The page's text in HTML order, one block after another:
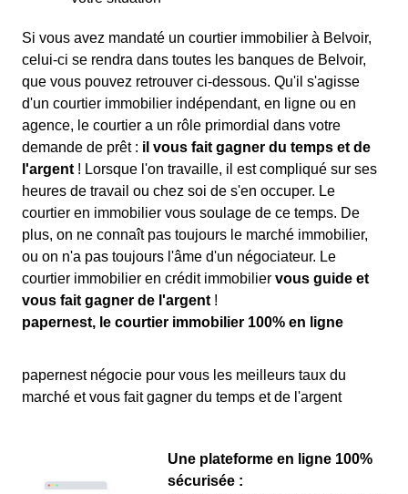
Si vous avez mandaté un courtier immobilier à Belvoir,
celui-ci se rendra dans toutes les banques de Belvoir,
que vous pouvez retrouver ci-dessous. Qu'il s'agisse
d'un courtier immobilier indépendant, en ligne ou en
agence, le courtier a un rôle primordial dans votre
demande de prêt : il vous fait gagner du temps et de
l'argent ! Lorsque l'on travaille, il est compliqué sur ses
heures de travail ou chez soi de s'en occuper. Le
courtier en immobilier vous soulage de ce temps. De
plus, on ne connaît pas toujours le marché immobilier,
ou on n'a pas toujours l'âme d'un négociateur. Le
courtier immobilier en crédit immobilier vous guide et
vous fait gagner de l'argent !
papernest, le courtier immobilier 100% en ligne
papernest négocie pour vous les meilleurs taux du
marché et vous fait gagner du temps et de l'argent
Une plateforme en ligne 100%
sécurisée :